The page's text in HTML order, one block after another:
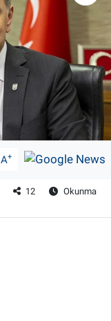
A+
12
Okunma